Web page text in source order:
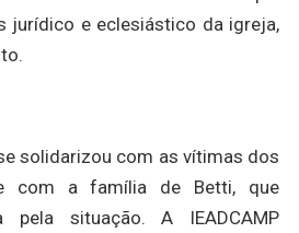
jurídico e eclesiástico da igreja,
solidarizou com as vítimas dos
com a família de Betti, que
situação. A IEADCAMP